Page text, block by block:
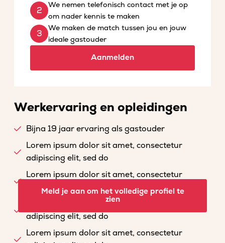
We nemen telefonisch contact met je op
om nader kennis te maken
We maken de match tussen jou en jouw
ideale gastouder
Aanmelden
Werkervaring en opleidingen
Bijna 19 jaar ervaring als gastouder
Lorem ipsum dolor sit amet, consectetur
adipiscing elit, sed do
Lorem ipsum dolor sit amet, consectetur
adipiscing elit, sed do
Lorem ipsum dolor sit amet, consectetur
adipiscing elit, sed do
Lorem ipsum dolor sit amet, consectetur
Meld je aan om het volledige profiel te
zien